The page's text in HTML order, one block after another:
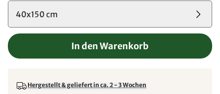
40x150 cm
In den Warenkorb
Hergestellt & geliefert in ca. 2 - 3 Wochen